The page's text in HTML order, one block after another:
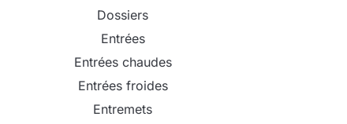
Dossiers
Entrées
Entrées chaudes
Entrées froides
Entremets